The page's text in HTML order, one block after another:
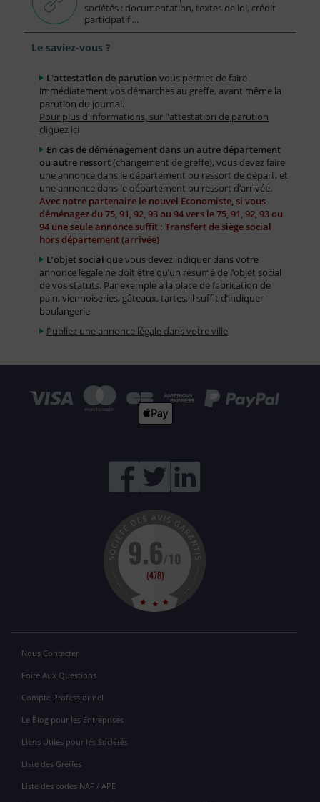
sociétés : documentation, textes de loi, crédit
participatif ...
Le saviez-vous ?
L'attestation de parution vous permet de faire
immédiatement vos démarches au greffe, avant même la
parution du journal.
Pour plus d'informations, sur l'attestation de parution
cliquez ici
En cas de déménagement dans un autre département
ou autre ressort(changement de greffe), vous devez faire
une annonce dans le département ou ressort de départ, et
une annonce dans le département ou ressort d’arrivée.
Avec notre partenaire le nouvel Economiste, si vous
déménagez du 75, 91, 92, 93 ou 94 vers le 75, 91, 92, 93 ou
94 une seule annonce suffit : Transfert de siège social
hors département (arrivée)
L’objet social que vous devez indiquer dans votre
annonce légale ne doit être qu’un résumé de l’objet social
de vos statuts. Par exemple à la place de fabrication de
pain, viennoiseries, gâteaux, tartes, il suffit d’indiquer
boulangerie
Publiez une annonce légale dans votre ville
Nous Contacter
Foire Aux Questions
Compte Professionnel
Le Blog pour les Entreprises
Liens Utiles pour les Sociétés
Liste des Greffes
Liste des codes NAF / APE